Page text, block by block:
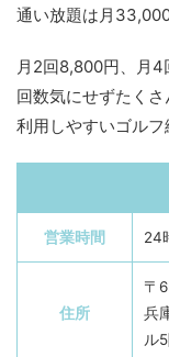
通い放題は月33,000
月2回8,800円、月4
回数気にせずたく
利用しやすいゴルフ
営業時間 24
住所
〒
兵
ル